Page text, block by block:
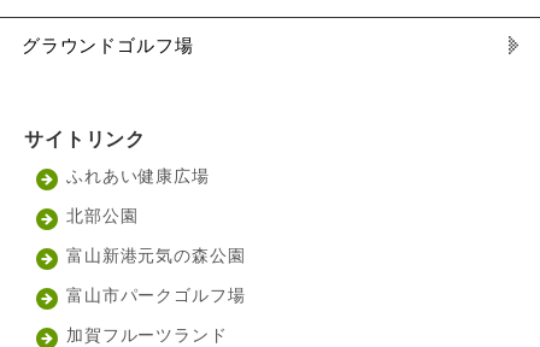
グラウンドゴルフ場
サイトリンク
ふれあい健康広場
北部公園
富山新港元気の森公園
富山市パークゴルフ場
加賀フルーツランド